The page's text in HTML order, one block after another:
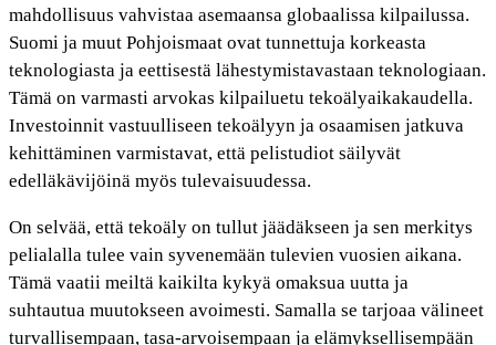
mahdollisuus vahvistaa asemaansa globaalissa kilpailussa.
Suomi ja muut Pohjoismaat ovat tunnettuja korkeasta
teknologiasta ja eettisestä lähestymistavastaan teknologiaan.
Tämä on varmasti arvokas kilpailuetu tekoälyaikakaudella.
Investoinnit vastuulliseen tekoälyyn ja osaamisen jatkuva
kehittäminen varmistavat, että pelistudiot säilyvät
edelläkävijöinä myös tulevaisuudessa.
On selvää, että tekoäly on tullut jäädäkseen ja sen merkitys
pelialalla tulee vain syvenemään tulevien vuosien aikana.
Tämä vaatii meiltä kaikilta kykyä omaksua uutta ja
suhtautua muutokseen avoimesti. Samalla se tarjoaa välineet
turvallisempaan, tasa-arvoisempaan ja elämyksellisempään